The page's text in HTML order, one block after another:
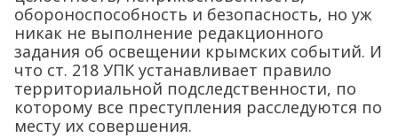
обороноспособность и безопасность, но уж
никак не выполнение редакционного
задания об освещении крымских событий. И
что ст. 218 УПК устанавливает правило
территориальной подследственности, по
которому все преступления расследуются по
месту их совершения.